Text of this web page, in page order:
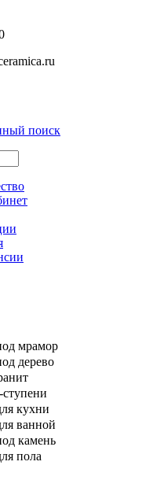
мрамор
дерево
кухни
ванной
камень
пола